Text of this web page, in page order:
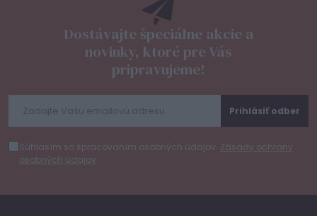
Dostávajte špeciálne akcie a
novinky, ktoré pre Vás
pripravujeme!
Súhlasím so spracovaním osobných údajov. Zásady ochrany
osobných údajov.
Prihlásiť odber